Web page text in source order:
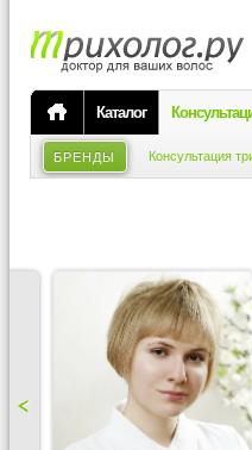
Каталог
БРЕНДЫ Консультация